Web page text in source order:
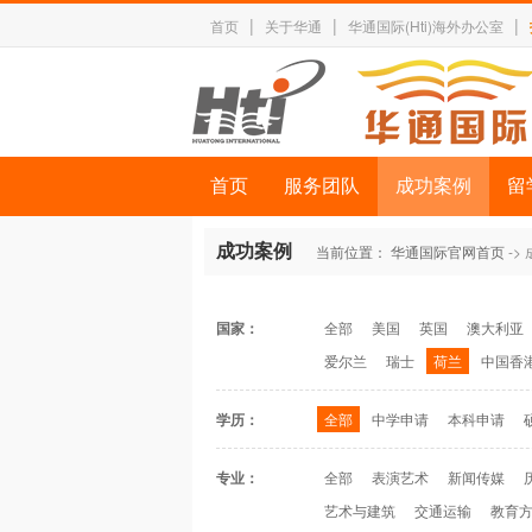
首页 | 关于华通 | 华通国际(Hti)海外办公室 |
首页 服务团队 成功案例 留
成功案例 当前位置： 华通国际官网首页->
国家： 全部 美国 英国
澳大利亚
爱尔兰
瑞士 荷兰 中国香
学历： 全部 中学申请 本科申请
专业： 全部 表演艺术 新闻传媒
艺术与建筑
交通运输 教育